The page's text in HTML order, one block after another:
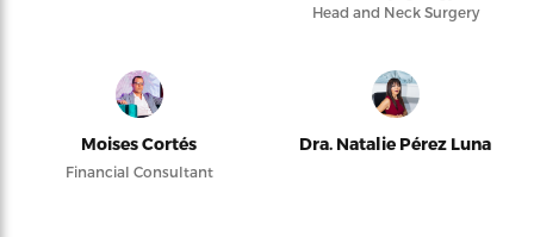
Head and Neck Surgery
Moises Cortés
Financial Consultant
Dra. Natalie Pérez Luna